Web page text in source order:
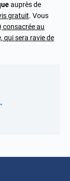
auprès de
gratuit. Vous
consacrée au
qui sera ravie de